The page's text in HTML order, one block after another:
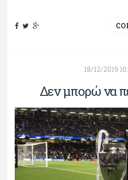
18/12/2019
Δεν μπορώ να